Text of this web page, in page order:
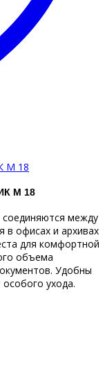
М 18
М 18
между
в офисах и архивах
для комфортной
объема
Удобны
ухода.